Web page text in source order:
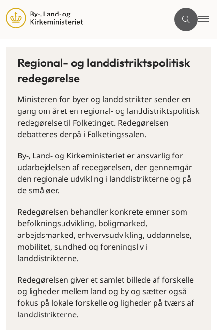
Regional- og landdistriktspolitisk
redegørelse
Ministeren for byer og landdistrikter sender en
gang om året en regional- og landdistriktspolitisk
redegørelse til Folketinget. Redegørelsen
debatteres derpå i Folketingssalen.
By-, Land- og Kirkeministeriet er ansvarlig for
udarbejdelsen af redegørelsen, der gennemgår
den regionale udvikling i landdistrikterne og på
de små øer.
Redegørelsen behandler konkrete emner som
befolkningsudvikling, boligmarked,
arbejdsmarked, erhvervsudvikling, uddannelse,
mobilitet, sundhed og foreningsliv i
landdistrikterne.
Redegørelsen giver et samlet billede af forskelle
og ligheder mellem land og by og sætter også
fokus på lokale forskelle og ligheder på tværs af
landdistrikterne.